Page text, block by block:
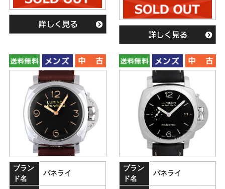
ブラン
ド名
パネライ
ブラン
ド名
パネライ